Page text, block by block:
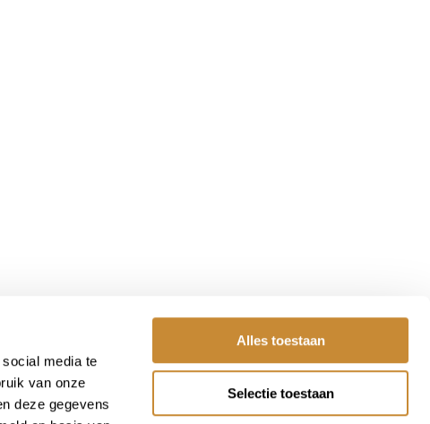
media te
van onze
deze gegevens
Alles toestaan
Selectie toestaan